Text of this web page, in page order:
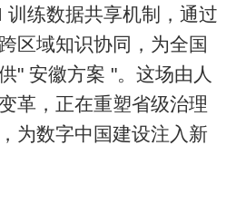
训练数据共享机制，通过
区域知识协同，为全国
" 安徽方案 "。这场由人
革，正在重塑省级治理
为数字中国建设注入新